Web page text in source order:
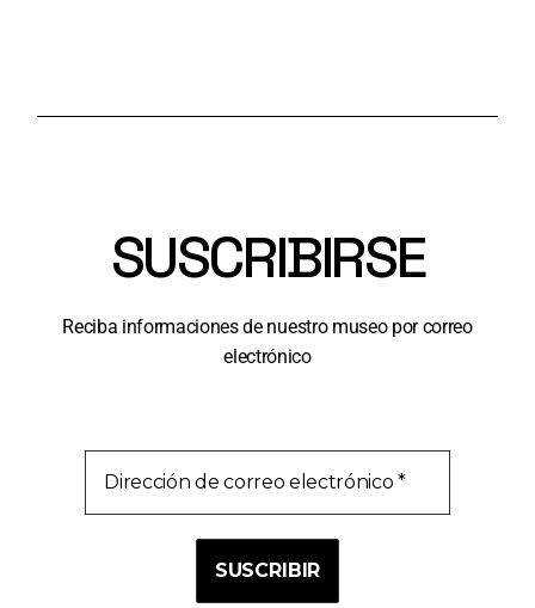
SUSCRIBIRSE
Reciba informaciones de nuestro museo por correo
electrónico